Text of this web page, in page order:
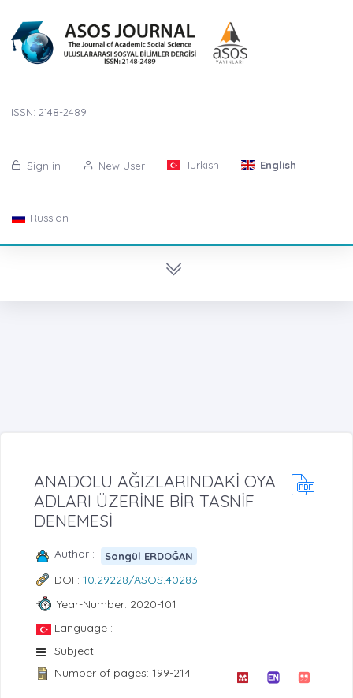
ISSN: 2148-2489
Sign in New User Turkish English
Russian
ANADOLU AĞIZLARINDAKİ OYA
ADLARI ÜZERİNE BİR TASNİF
DENEMESİ
Author : Songül ERDOĞAN
DOI : 10.29228/ASOS.40283
Year-Number: 2020-101
Language :
Subject :
Number of pages: 199-214